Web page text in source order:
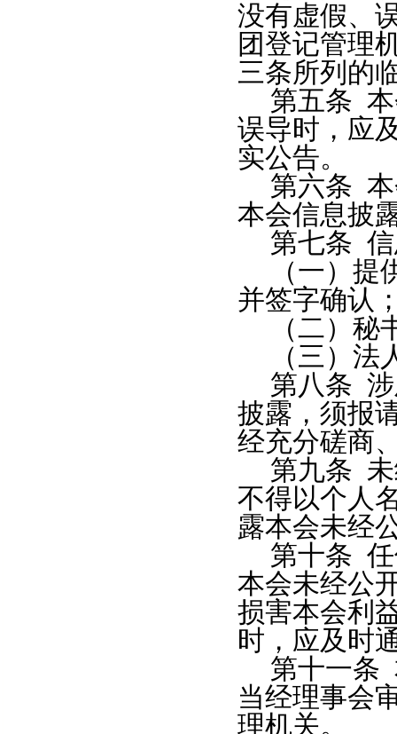
没有虚假、
团登记管理
三条所列的
第五条
误导时，应
实公告。
第六条
本会信息披
第七条
（一）
并签字确认
（二）
（三）
第八条
披露，须报
经充分磋商
第九条
不得以个人
露本会未经
第十条
本会未经公
损害本会利
时，应及时
第十一条
当经理事会
理机关。